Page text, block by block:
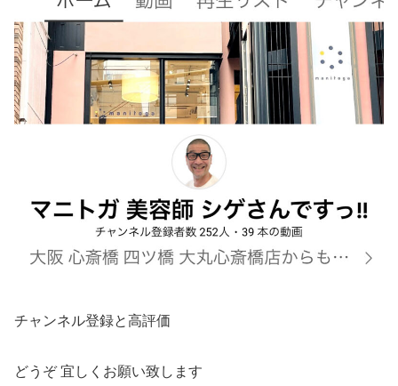
チャンネル登録と高評価
どうぞ 宜しくお願い致します